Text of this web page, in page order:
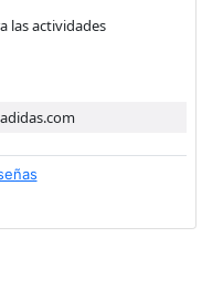
las actividades